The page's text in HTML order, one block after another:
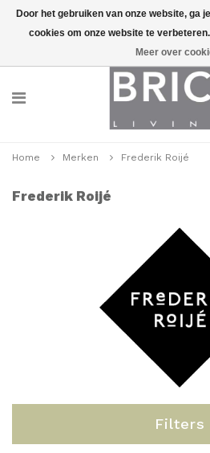
Home Merken Frederik Roijé
Frederik Roijé
Filters
Door het gebruiken van onze website, ga
cookies om onze website te verbeteren.
Meer over